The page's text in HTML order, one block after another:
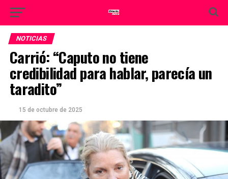
NOTICIAS
Carrió: “Caputo no tiene
credibilidad para hablar, parecía un
taradito”
15 de octubre de 2025